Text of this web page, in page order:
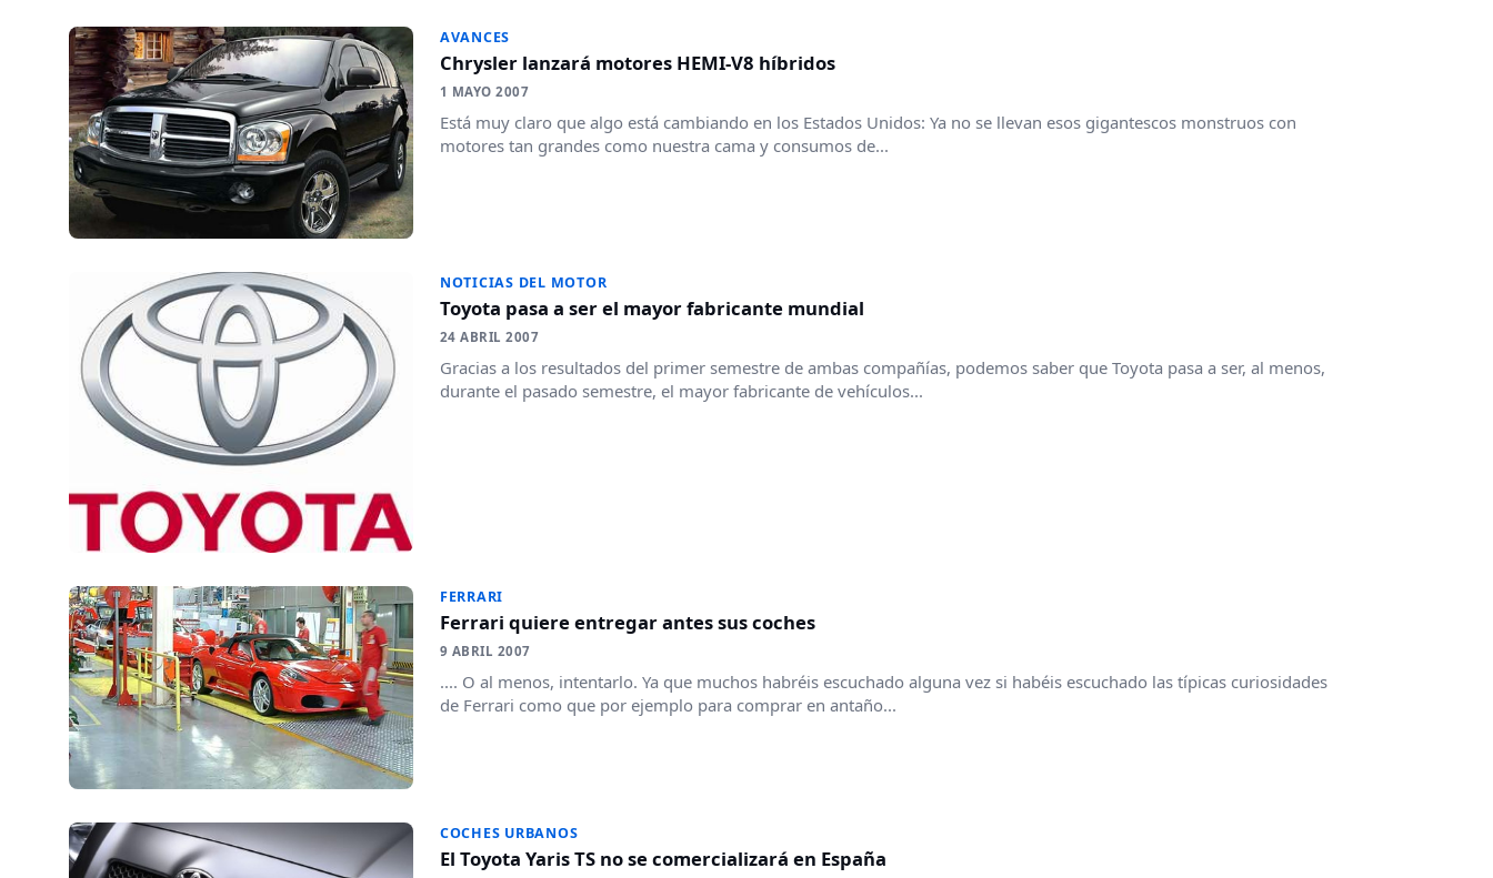
AVANCES
Chrysler lanzará motores HEMI-V8 híbridos
1 MAYO 2007
Está muy claro que algo está cambiando en los Estados Unidos: Ya no se llevan esos gigantescos monstruos con
motores tan grandes como nuestra cama y consumos de...
NOTICIAS DEL MOTOR
Toyota pasa a ser el mayor fabricante mundial
24 ABRIL 2007
Gracias a los resultados del primer semestre de ambas compañías, podemos saber que Toyota pasa a ser, al menos,
durante el pasado semestre, el mayor fabricante de vehículos...
FERRARI
Ferrari quiere entregar antes sus coches
9 ABRIL 2007
.... O al menos, intentarlo. Ya que muchos habréis escuchado alguna vez si habéis escuchado las típicas curiosidades
de Ferrari como que por ejemplo para comprar en antaño...
COCHES URBANOS
El Toyota Yaris TS no se comercializará en España